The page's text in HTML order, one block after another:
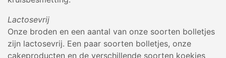
Lactosevrij
Onze broden en een aantal van onze soorten bolletjes
zijn lactosevrij. Een paar soorten bolletjes, onze
cakeproducten en de verschillende soorten koekjes